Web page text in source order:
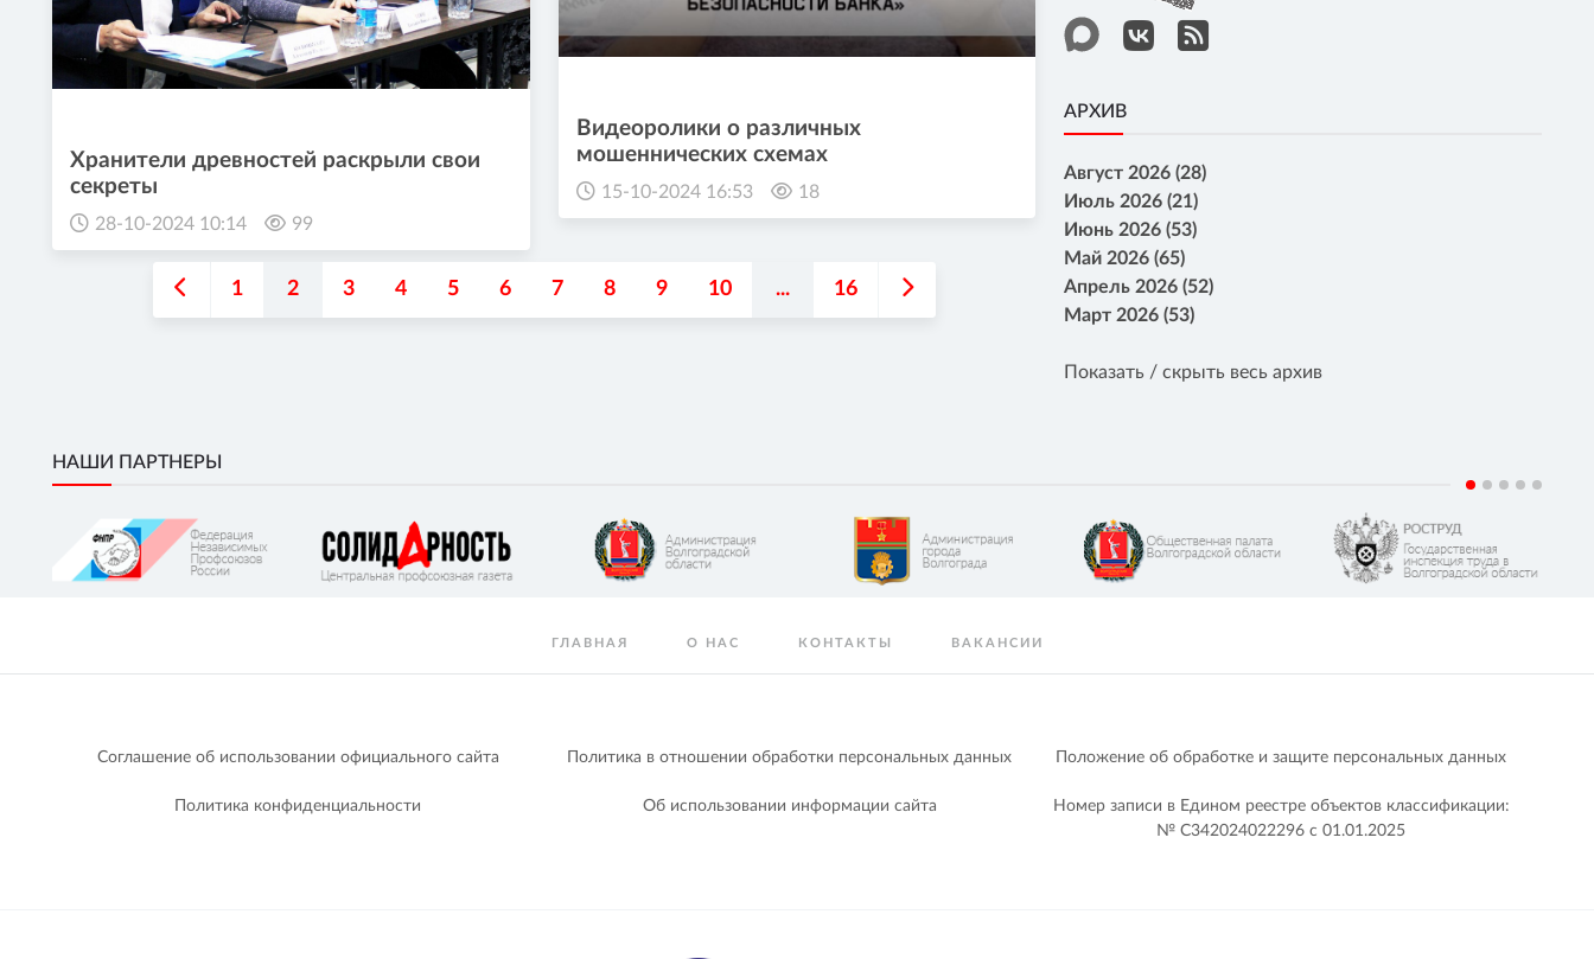
Хранители древностей раскрыли свои
секреты
28-10-2024 10:14 99
Видеоролики о различных
мошеннических схемах
15-10-2024 16:53 18
1 2 3 4 5 6 7 8 9 10 ... 16
АРХИВ
Август 2026 (28)
Июль 2026 (21)
Июнь 2026 (53)
Май 2026 (65)
Апрель 2026 (52)
Март 2026 (53)
Показать / скрыть весь архив
НАШИ ПАРТНЕРЫ
ГЛАВНАЯ О НАС КОНТАКТЫ ВАКАНСИИ
Соглашение об использовании официального сайта Политика в отношении обработки персональных данных Положение об обработке и защите персональных данных
Политика конфиденциальности Об использовании информации сайта
Номер записи в Едином реестре объектов классификации:
№ С342024022296 c 01.01.2025